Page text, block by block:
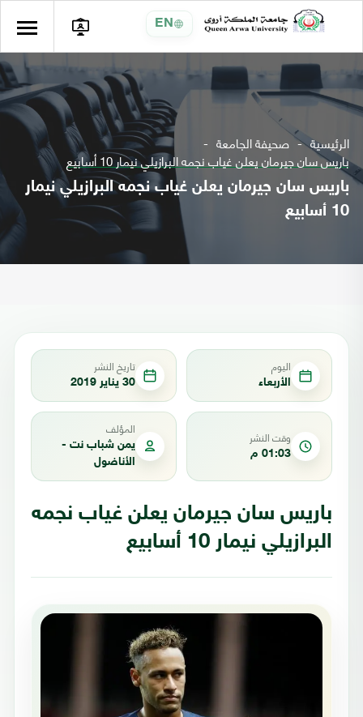
EN
الرئيسية صحيفة الجامعة
باريس سان جيرمان يعلن غياب نجمه البرازيلي نيمار 10 أسابيع
باريس سان جيرمان يعلن غياب نجمه البرازيلي نيمار
10 أسابيع
اليوم
الأربعاء
تاريخ النشر
30 يناير 2019
وقت النشر
01:03 م
المؤلف
يمن شباب نت -
الأناضول
باريس سان جيرمان يعلن غياب نجمه
البرازيلي نيمار 10 أسابيع